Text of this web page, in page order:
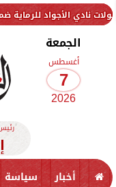
للرماية ضمن مهرجان
الجمعة
أغسطس
7
2026
أخبار سياسة